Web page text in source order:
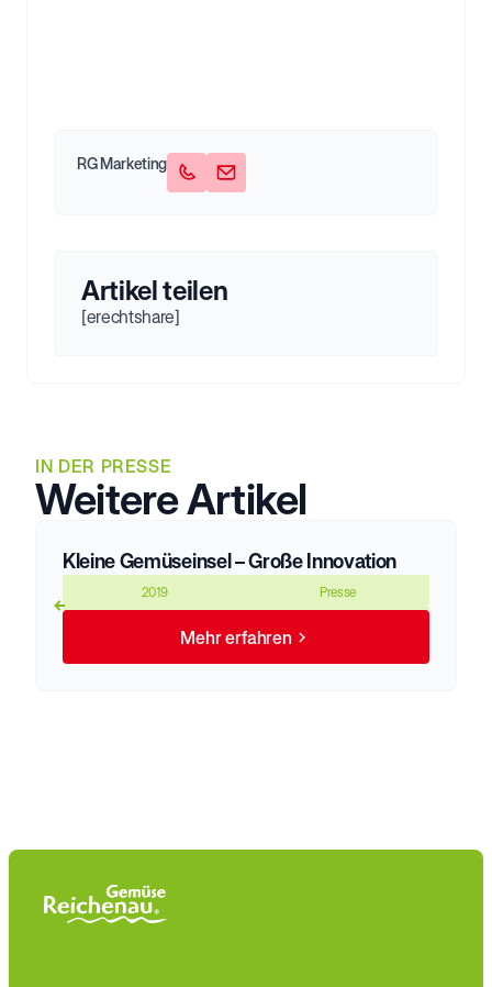
RG Marketing
Artikel teilen
[erechtshare]
IN DER PRESSE
Weitere Artikel
Kleine Gemüseinsel – Große Innovation
2019 Presse
Mehr erfahren